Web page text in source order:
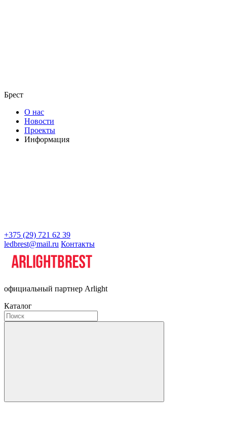
Брест
О нас
Новости
Проекты
Информация
+375 (29) 721 62 39
ledbrest@mail.ru Контакты
официальный партнер Arlight
Каталог